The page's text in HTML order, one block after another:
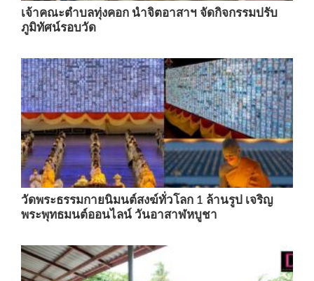
เจ้าคณะตำบลทุ่งคอก นำจิตอาสาฯ จัดกิจกรรมปรับ
ภูมิทัศน์รอบวัด
วัดพระธรรมกายนิมนต์สงฆ์ทั่วโลก 1 ล้านรูป เจริญ
พระพุทธมนต์ออนไลน์ วันอาสาฬหบูชา